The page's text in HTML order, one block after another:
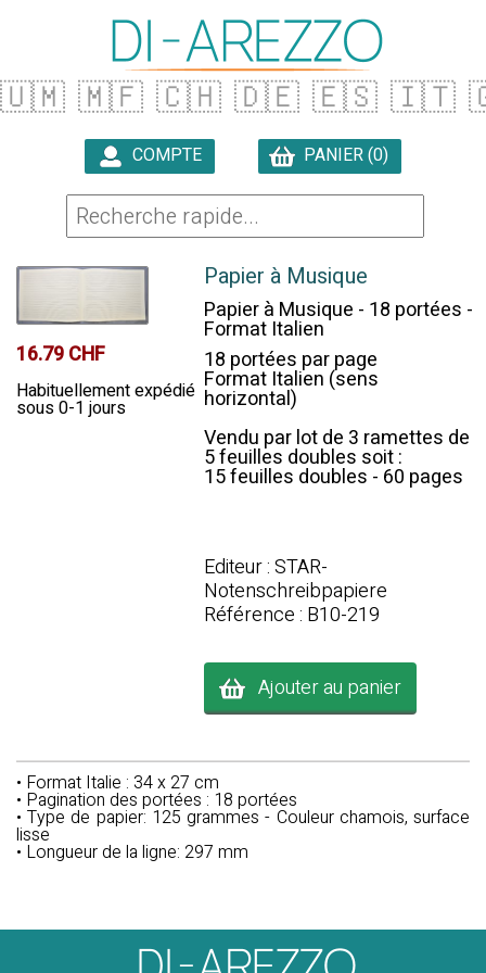
🇺🇲 🇲🇫 🇨🇭 🇩🇪 🇪🇸 🇮🇹
COMPTE PANIER (0)
16.79 CHF
Habituellement expédié
sous 0-1 jours
Papier à Musique
Papier à Musique - 18 portées -
Format Italien
18 portées par page
Format Italien (sens
horizontal)
Vendu par lot de 3 ramettes de
5 feuilles doubles soit :
15 feuilles doubles - 60 pages
Editeur : STAR-
Notenschreibpapiere
Référence : B10-219
Ajouter au panier
• Format Italie : 34 x 27 cm
• Pagination des portées : 18 portées
• Type de papier: 125 grammes - Couleur chamois, surface
lisse
• Longueur de la ligne: 297 mm